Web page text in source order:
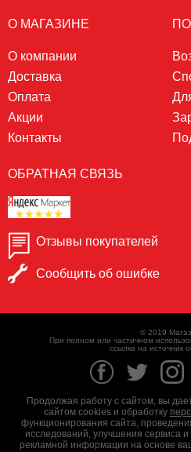
О МАГАЗИНЕ
О компании
Доставка
Оплата
Акции
Контакты
ОБРАТНАЯ СВЯЗЬ
Отзывы покупателей
Сообщить об ошибке
© 2019
При полном или частичном
ссылка на источник
Продолжая работу с сайтом, вы
сайтом cookies и обработку
функционирования сайта,
исследований, улучшения сервиса
рекламной информации на основе